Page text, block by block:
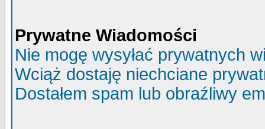
Prywatne Wiadomości
Nie mogę wysyłać prywatnych
Wciąż dostaję niechciane
Dostałem spam lub obraźliwy